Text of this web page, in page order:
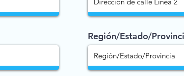
Región/Estado/